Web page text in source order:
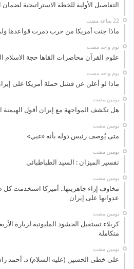
التفاصيل الأولية للخطة الاستراتيجية
ماذا جنت أمريكا من حرب دمرت قواعدها
‏يوم واحد مضت
علوم القرآن محاضرات القاها حجة الاسلام
‏يوم واحد مضت
ماذا لو أعلن عن فشل حملة أمريكا على
‏يومين مضت
هل تكشف المواجهة مع إيران أفول الهيمنة
‏يومين مضت
متى يُوصف رئيس دولة بأنه «غبي»
‏يومين مضت
تفسير الميزان : السيد الطباطبائي
‏يومين مضت
مخاوف إزاء جاهزيتها.. أميركا استخدمت كل
عدوانها على إيران
‏يومين مضت
كربلاء تستقبل الحشود المليونية لزيارة
متكاملة
‏يومين مضت
على خطى الحسين (عليه السلام) د. أحمد